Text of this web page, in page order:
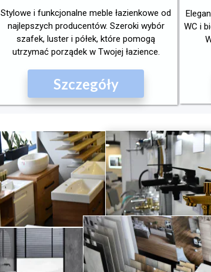
Stylowe i funkcjonalne meble łazienkowe od
najlepszych producentów. Szeroki wybór
szafek, luster i półek, które pomogą
utrzymać porządek w Twojej łazience.
WC i
Szczegóły